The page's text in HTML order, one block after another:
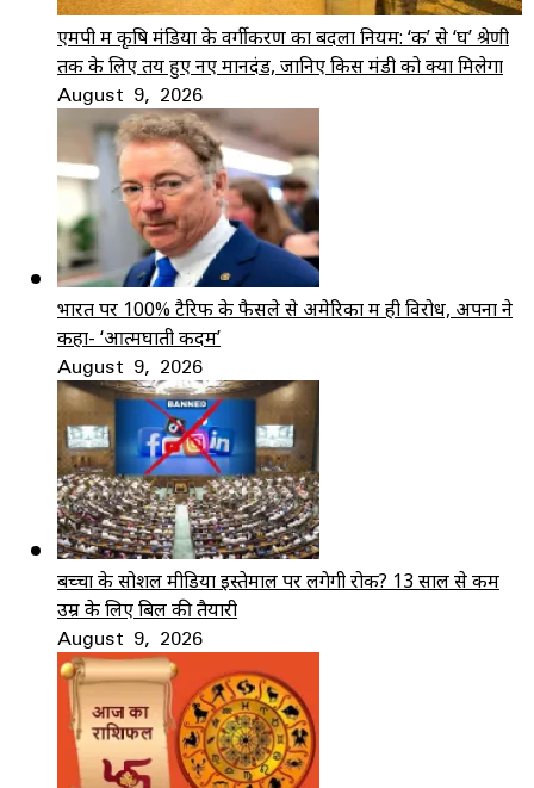
एमपी में कृषि मंडियों के वर्गीकरण का बदला नियम: ‘क’ से ‘घ’ श्रेणी
तक के लिए तय हुए नए मानदंड, जानिए किस मंडी को क्या मिलेगा
August 9, 2026
भारत पर 100% टैरिफ के फैसले से अमेरिका में ही विरोध, अपनों ने
कहा- ‘आत्मघाती कदम’
August 9, 2026
बच्चों के सोशल मीडिया इस्तेमाल पर लगेगी रोक? 13 साल से कम
उम्र के लिए बिल की तैयारी
August 9, 2026